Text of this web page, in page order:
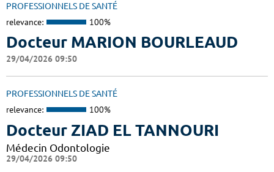
PROFESSIONNELS DE SANTÉ
relevance: 100%
Docteur MARION BOURLEAUD
29/04/2026 09:50
PROFESSIONNELS DE SANTÉ
relevance: 100%
Docteur ZIAD EL TANNOURI
Médecin Odontologie
29/04/2026 09:50